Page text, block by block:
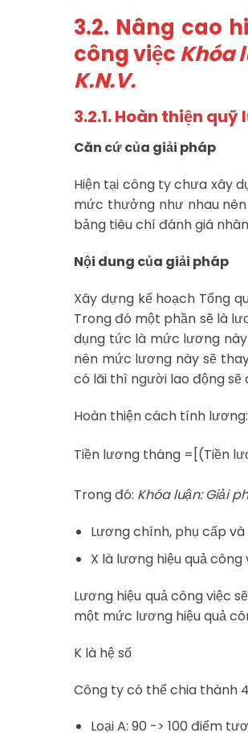
3.2. Nâng cao
công việcKhóa
K.N.V.
3.2.1. Hoàn thiện
Căn cứ của giải pháp
Hiện tại công ty chưa xây
mức thưởng như nhau
bảng tiêu chí đánh giá
Nội dung của giải pháp
Xây dựng kế hoạch Tổng
Trong đó một phần sẽ là
dụng tức là mức lương này
nên mức lương này sẽ
có lãi thì người lao động
Hoàn thiện cách tính
Tiền lương tháng =[(Tiền
Trong đó: Khóa luận: Giải
Lương chính, phụ cấp
X là lương hiệu quả
Lương hiệu quả công việc
một mức lương hiệu quả
K là hệ số
Công ty có thể chia thành
Loại A: 90 -> 100 điểm